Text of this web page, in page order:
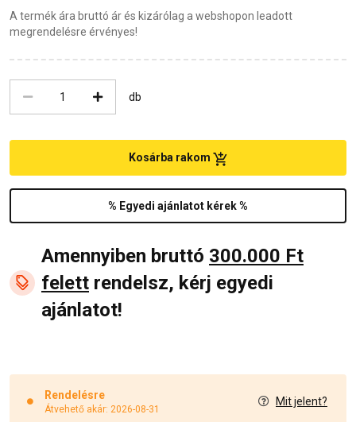
A termék ára bruttó ár és kizárólag a webshopon leadott
megrendelésre érvényes!
db
% Egyedi ajánlatot kérek %
Kosárba rakom
Amennyiben bruttó 300.000 Ft
felett rendelsz, kérj egyedi
ajánlatot!
Rendelésre
Átvehető akár: 2026-08-31
Mit jelent?